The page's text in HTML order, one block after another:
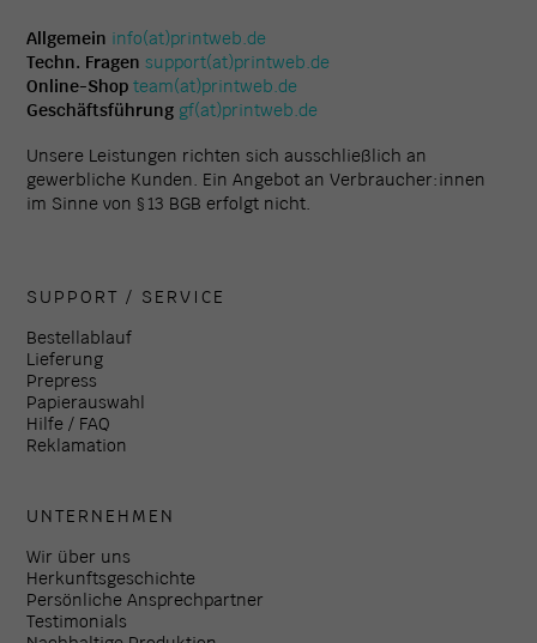
Allgemein info(at)printweb.de
Techn. Fragen support(at)printweb.de
Online-Shop team(at)printweb.de
Geschäftsführung gf(at)printweb.de
Unsere Leistungen richten sich ausschließlich an
gewerbliche Kunden. Ein Angebot an Verbraucher:innen
im Sinne von § 13 BGB erfolgt nicht.
SUPPORT / SERVICE
Bestellablauf
Lieferung
Prepress
Papierauswahl
Hilfe / FAQ
Reklamation
UNTERNEHMEN
Wir über uns
Herkunftsgeschichte
Persönliche Ansprechpartner
Testimonials